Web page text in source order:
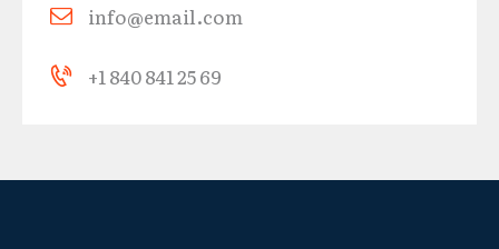
info@email.com
+1 840 841 25 69